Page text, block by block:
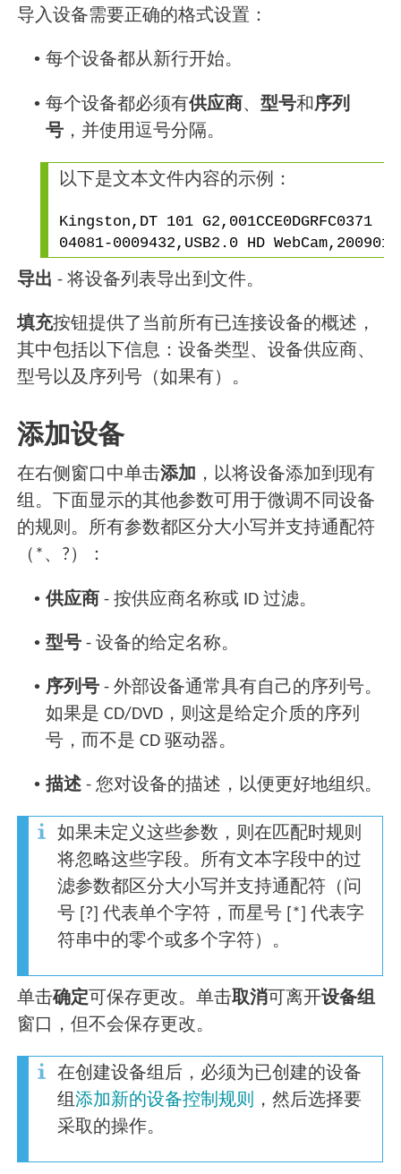
导入设备需要正确的格式设置：
• 每个设备都从新行开始。
• 每个设备都必须有供应商、型号和 序列
号 ，并使用逗号分隔。
以下是文本文件内容的示例：
Kingston,DT 101 G2,001CCE0DGRFC0371
04081-0009432,USB2.0 HD
导出 - 将设备列表导出到文件。
填充按钮提供了当前所有已连接设备的概述，
其中包括以下信息：设备类型、设备供应商、
型号以及序列号（如果有）。
添加设备
在右侧窗口中单击添加 ，以将设备添加到现有
组。下面显示的其他参数可用于微调不同设备
的规则。所有参数都区分大小写并支持通配符
（*、?）：
• 供应商 - 按供应商名称或 ID 过滤。
• 型号 - 设备的给定名称。
• 序列号 - 外部设备通常具有自己的序列号。
如果是 CD/DVD，则这是给定介质的序列
号，而不是 CD 驱动器。
• 描述 - 您对设备的描述，以便更好地组织。
如果未定义这些参数，则在匹配时规则
将忽略这些字段。所有文本字段中的过
滤参数都区分大小写并支持通配符（问
号 [?] 代表单个字符，而星号 [*] 代表字
符串中的零个或多个字符）。
单击确定 可保存更改。单击取消可离开设备组
窗口，但不会保存更改。
在创建设备组后，必须为已创建的设备
组添加新的设备控制规则
，然后选择要
采取的操作。